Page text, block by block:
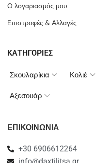
Ο λογαριασμός μου
Eπιστροφές & Αλλαγές
ΚΑΤΗΓΟΡΙΕΣ
Σκουλαρίκια Κολιέ
Αξεσουάρ
ΕΠΙΚΟΙΝΩΝΙΑ
+30 6906612264